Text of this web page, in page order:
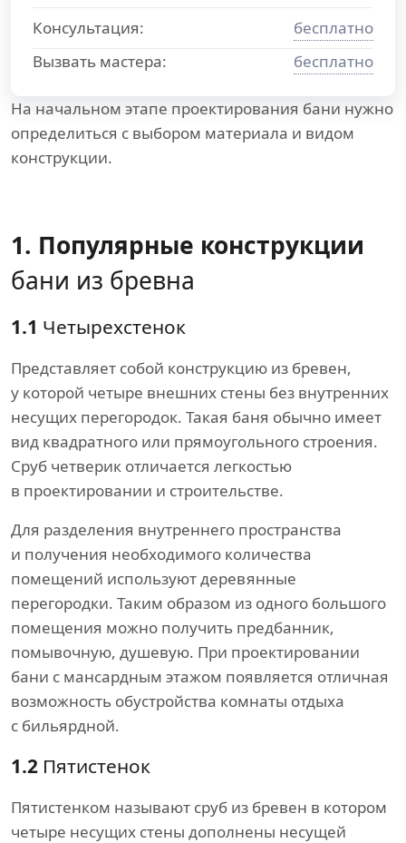
Консультация:
бесплатно
Вызвать мастера:
бесплатно
На начальном этапе проектирования бани нужно
определиться с выбором материала и видом
конструкции.
1. Популярные конструкции
бани из бревна
1.1 Четырехстенок
Представляет собой конструкцию из бревен,
у которой четыре внешних стены без внутренних
несущих перегородок. Такая баня обычно имеет
вид квадратного или прямоугольного строения.
Сруб четверик отличается легкостью
в проектировании и строительстве.
Для разделения внутреннего пространства
и получения необходимого количества
помещений используют деревянные
перегородки. Таким образом из одного большого
помещения можно получить предбанник,
помывочную, душевую. При проектировании
бани с мансардным этажом появляется отличная
возможность обустройства комнаты отдыха
с бильярдной.
1.2 Пятистенок
Пятистенком называют сруб из бревен в котором
четыре несущих стены дополнены несущей